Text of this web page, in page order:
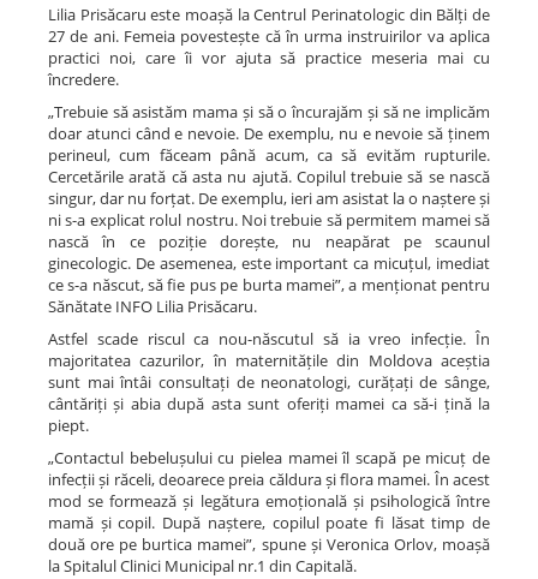
Lilia Prisăcaru este moașă la Centrul Perinatologic din Bălți de
27 de ani. Femeia povestește că în urma instruirilor va aplica
practici noi, care îi vor ajuta să practice meseria mai cu
încredere.
„Trebuie să asistăm mama și să o încurajăm și să ne implicăm
doar atunci când e nevoie. De exemplu, nu e nevoie să ținem
perineul, cum făceam până acum, ca să evităm rupturile.
Cercetările arată că asta nu ajută. Copilul trebuie să se nască
singur, dar nu forțat. De exemplu, ieri am asistat la o naștere și
ni s-a explicat rolul nostru. Noi trebuie să permitem mamei să
nască în ce poziție dorește, nu neapărat pe scaunul
ginecologic. De asemenea, este important ca micuțul, imediat
ce s-a născut, să fie pus pe burta mamei”, a menționat pentru
Sănătate INFO Lilia Prisăcaru.
Astfel scade riscul ca nou-născutul să ia vreo infecție. În
majoritatea cazurilor, în maternitățile din Moldova aceștia
sunt mai întâi consultați de neonatologi, curățați de sânge,
cântăriți și abia după asta sunt oferiți mamei ca să-i țină la
piept.
„Contactul bebelușului cu pielea mamei îl scapă pe micuț de
infecții și răceli, deoarece preia căldura și flora mamei. În acest
mod se formează și legătura emoțională și psihologică între
mamă și copil. După naștere, copilul poate fi lăsat timp de
două ore pe burtica mamei”, spune și Veronica Orlov, moașă
la Spitalul Clinici Municipal nr.1 din Capitală.